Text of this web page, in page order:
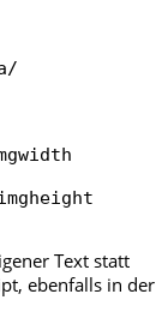
Text statt
ebenfalls in der